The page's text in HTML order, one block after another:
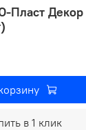
Пласт Декор
в 1 клик